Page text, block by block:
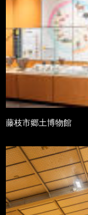
藤枝市郷土博物館